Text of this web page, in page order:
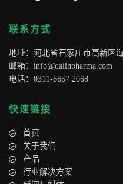
联系方式
地址：河北省石家庄市高新区
邮箱： info@dalihpharma.com
电话：0311-6657 2068
快速链接
首页
关于我们
产品
行业解决方案